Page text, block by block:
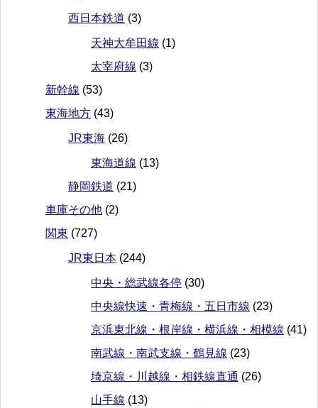
西日本鉄道 (3)
天神大牟田線 (1)
太宰府線 (3)
新幹線 (53)
東海地方 (43)
JR東海 (26)
東海道線 (13)
静岡鉄道 (21)
車庫その他 (2)
関東 (727)
JR東日本 (244)
中央・総武線各停 (30)
中央線快速・青梅線・五日市線 (23)
京浜東北線・根岸線・横浜線・相模線 (41)
南武線・南武支線・鶴見線 (23)
埼京線・川越線・相鉄線直通 (26)
山手線 (13)